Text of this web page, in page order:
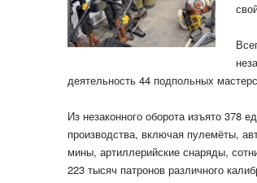
деятельность 44 подпольных
Из незаконного оборота изъято 378
производства, включая пулемёты,
мины, артиллерийские снаряды,
223 тысяч патронов различного